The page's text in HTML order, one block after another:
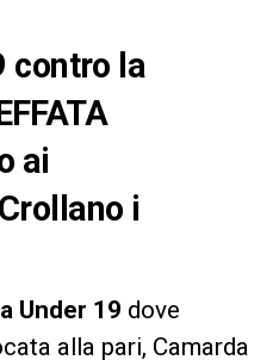
contro la
ai
i
Under 19 dove
alla pari, Camarda